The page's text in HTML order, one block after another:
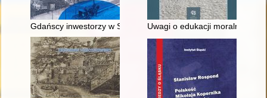
Gdańscy inwestorzy w Sopocie : prestiż finansowy i
Uwagi o edukacji moralnej